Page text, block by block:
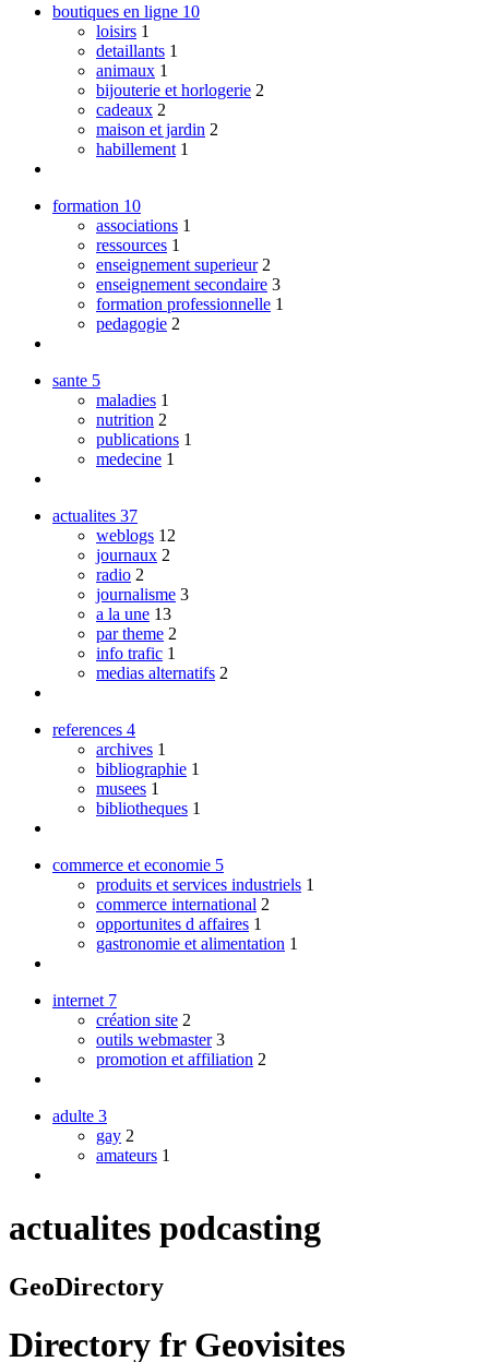
boutiques en ligne 10
loisirs 1
detaillants 1
animaux 1
bijouterie et horlogerie 2
cadeaux 2
maison et jardin 2
habillement 1
formation 10
associations 1
ressources 1
enseignement superieur 2
enseignement secondaire 3
formation professionnelle 1
pedagogie 2
sante 5
maladies 1
nutrition 2
publications 1
medecine 1
actualites 37
weblogs 12
journaux 2
radio 2
journalisme 3
a la une 13
par theme 2
info trafic 1
medias alternatifs 2
references 4
archives 1
bibliographie 1
musees 1
bibliotheques 1
commerce et economie 5
produits et services industriels 1
commerce international 2
opportunites d affaires 1
gastronomie et alimentation 1
internet 7
création site 2
outils webmaster 3
promotion et affiliation 2
adulte 3
gay 2
amateurs 1
actualites podcasting
GeoDirectory
Directory frGeovisites